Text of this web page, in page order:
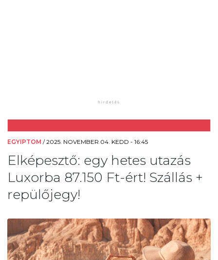
EGYIPTOM /2025. NOVEMBER 04. KEDD - 16:45
Elképesztő: egy hetes utazás
Luxorba 87.150 Ft-ért! Szállás +
repülőjegy!